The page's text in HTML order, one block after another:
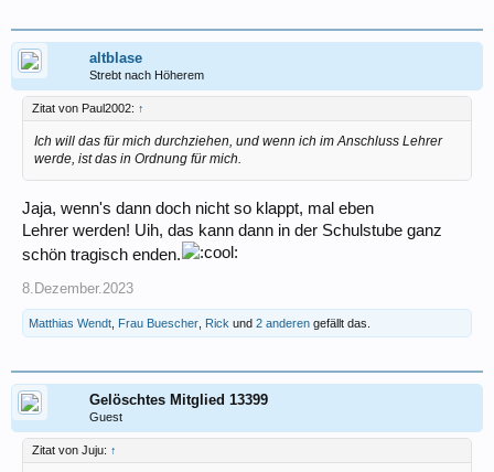
Reparaturen kosten analog zum Wert und der Komplexität der
Apparate. So ein Sax ist jetzt keine Rakete…
Aber Du kannst natürlich auch vor jedem Gig den Flügel stimmen
gestimmt wurde) und alleine dafür mindestens 200€ abdrücken. Das
macht zwar hoffentlich der Veranstalter - aber es geht natürlich von der
Gesamtsumme ab.
Ich empfehle sinfonische Blockföte oder Tin Whistle - noch viel
Jedes Instrument hat andere Herausforderungen. Schwerer oder
leichter halte ich (meiner wenig maßgeblichen Meinung nach) für
relativ - auf professionellem Niveau ist sogar Triangel anspruchsvoll
altblase
Strebt nach Höherem
Zitat von Paul2002: ↑
Ich will das für mich durchziehen, und wenn ich im Anschluss Lehrer
werde, ist das in Ordnung für mich.
Jaja, wenn's dann doch nicht so klappt, mal eben
Lehrer werden! Uih, das kann dann in der Schulstube ganz
schön tragisch enden.
8.Dezember.2023
Matthias Wendt Frau Buescher Rick und 2 anderen gefällt das.
Gelöschtes Mitglied 13399
Guest
Zitat von Juju: ↑